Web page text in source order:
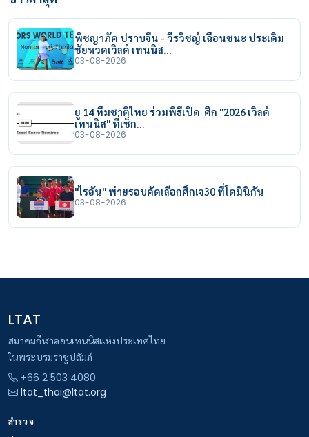
พิชญาภัค ปราบจีน - วีรวิชญ์ เฉือนชนะ ประเดิม
ชัยหวดเวิลด์ เทนนิส…
03-08-2026
ยู 14 ทีมชาติไทย ร่วมพิธีเปิด ศึก "2026 เวิลด์
เทนนิส" ที่เช็ก…
03-08-2026
"ไรอัน" พ่ายรอบคัดเลือกศึกเจ30 ที่โดมินิกัน
03-08-2026
LTAT
สมาคมกีฬาลอนเทนนิสแห่งประเทศไทย
ในพระบรมราชูปถัมภ์
+66 2 503 4080
ltat_thai@ltat.org
สำรวจ